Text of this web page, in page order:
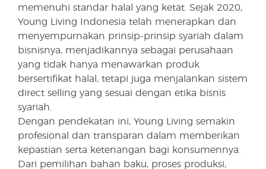
memenuhi standar halal yang ketat. Sejak 2020,
Young Living Indonesia telah menerapkan dan
menyempurnakan prinsip-prinsip syariah dalam
bisnisnya, menjadikannya sebagai perusahaan
yang tidak hanya menawarkan produk
bersertifikat halal, tetapi juga menjalankan sistem
direct selling yang sesuai dengan etika bisnis
syariah.
Dengan pendekatan ini, Young Living semakin
profesional dan transparan dalam memberikan
kepastian serta ketenangan bagi konsumennya.
Dari pemilihan bahan baku, proses produksi,